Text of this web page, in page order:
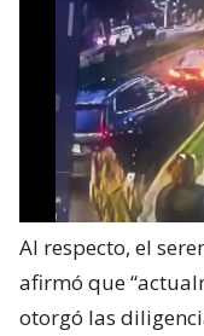
Al respecto, el
afirmó que
otorgó las